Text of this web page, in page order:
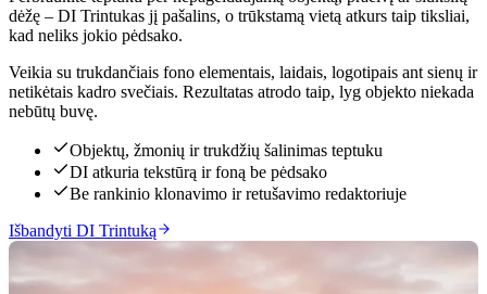
dėžę – DI Trintukas jį pašalins, o trūkstamą vietą atkurs taip tiksliai,
kad neliks jokio pėdsako.
Veikia su trukdančiais fono elementais, laidais, logotipais ant sienų ir
netikėtais kadro svečiais. Rezultatas atrodo taip, lyg objekto niekada
nebūtų buvę.
Objektų, žmonių ir trukdžių šalinimas teptuku
DI atkuria tekstūrą ir foną be pėdsako
Be rankinio klonavimo ir retušavimo redaktoriuje
Išbandyti DI Trintuką